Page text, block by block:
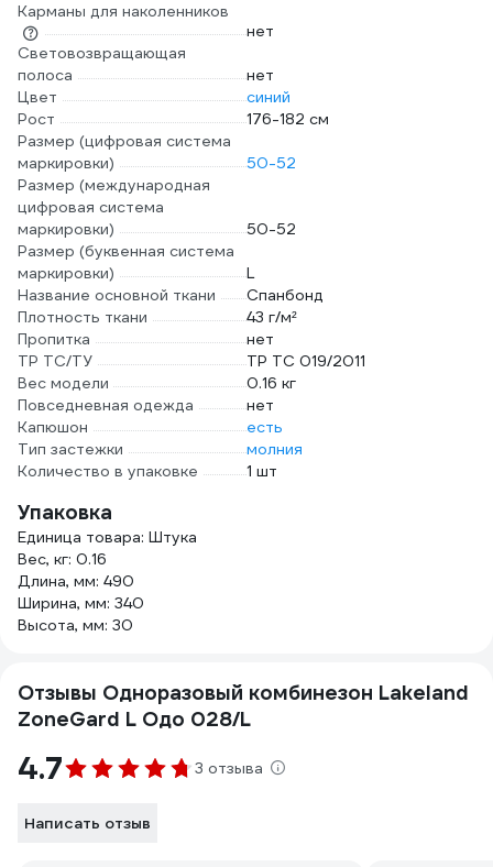
Карманы для наколенников
нет
Световозвращающая
полоса
нет
Цвет
синий
Рост
176-182 см
Размер (цифровая система
маркировки)
50-52
Размер (международная
цифровая система
маркировки)
50-52
Размер (буквенная система
маркировки)
L
Название основной ткани
Спанбонд
Плотность ткани
43 г/м²
Пропитка
нет
ТР ТС/ТУ
ТР ТС 019/2011
Вес модели
0.16 кг
Повседневная одежда
нет
Капюшон
есть
Тип застежки
молния
Количество в упаковке
1 шт
Упаковка
Единица товара: Штука
Вес, кг: 0.16
Длина, мм: 490
Ширина, мм: 340
Высота, мм: 30
Отзывы Одноразовый комбинезон Lakeland
ZoneGard L Одо 028/L
4.7 3 отзыва
Написать отзыв